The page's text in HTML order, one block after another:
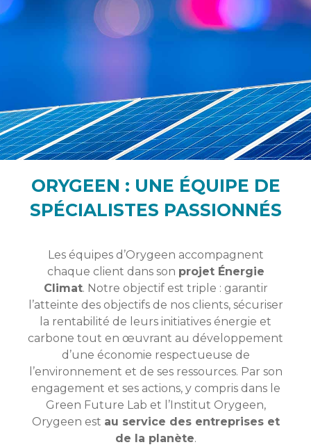
ORYGEEN : UNE ÉQUIPE DE
SPÉCIALISTES PASSIONNÉS
Les équipes d’Orygeen accompagnent
chaque client dans son projet Énergie
Climat. Notre objectif est triple : garantir
l’atteinte des objectifs de nos clients, sécuriser
la rentabilité de leurs initiatives énergie et
carbone tout en œuvrant au développement
d’une économie respectueuse de
l’environnement et de ses ressources. Par son
engagement et ses actions, y compris dans le
Green Future Lab et l’Institut Orygeen,
Orygeen est au service des entreprises et
de la planète.